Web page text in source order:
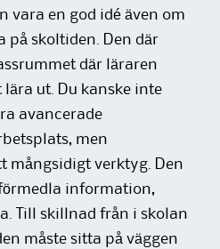
vara en god idé även om
på skoltiden. Den där
där läraren
ut. Du kanske inte
avancerade
men
mångsidigt verktyg. Den
information,
Till skillnad från i skolan
måste sitta på väggen